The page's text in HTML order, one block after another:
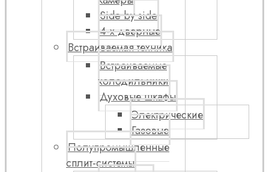
Side by side
4-х дверные
Встраиваемая техника
Встраиваемые
холодильники
Духовые шкафы
Электрические
Газовые
Полупромышленные
сплит-системы